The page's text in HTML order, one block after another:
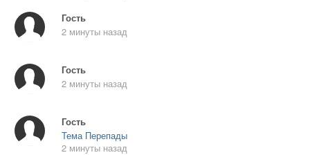
Гость
2 минуты назад
Гость
2 минуты назад
Гость
Тема Перепады
2 минуты назад